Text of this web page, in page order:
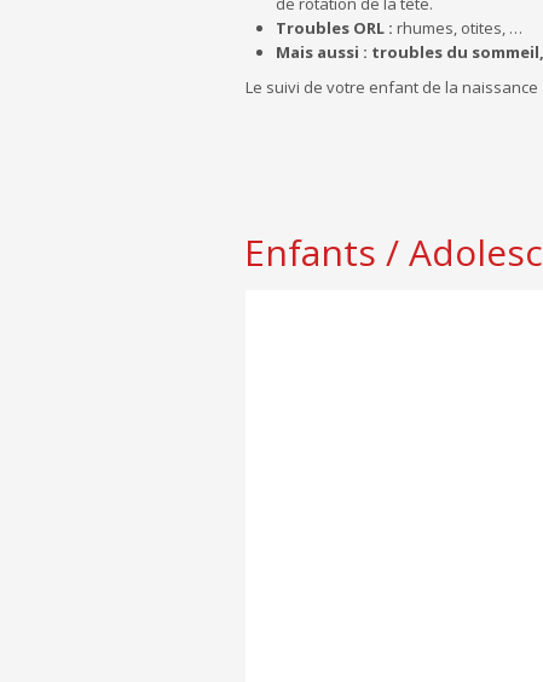
Troubles ORL : rhumes, otites, …
Mais aussi : troubles du
Le suivi de votre enfant de la
Enfants /